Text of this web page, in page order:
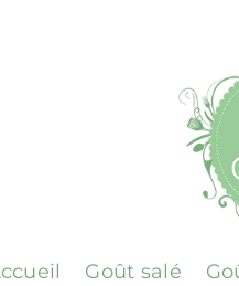
Goût salé